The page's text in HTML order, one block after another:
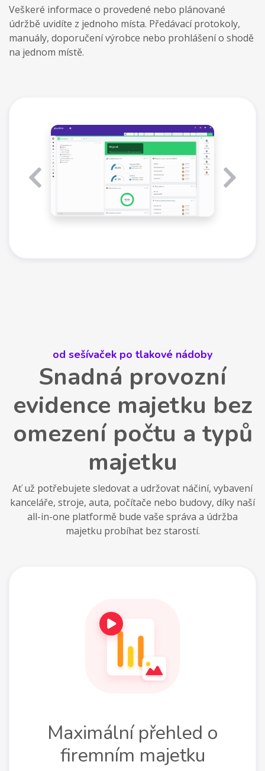
Veškeré informace o provedené nebo plánované
údržbě uvidíte z jednoho místa. Předávací protokoly,
manuály, doporučení výrobce nebo prohlášení o shodě
na jednom místě.
od sešívaček po tlakové nádoby
Snadná provozní
evidence majetku bez
omezení počtu a typů
majetku
Ať už potřebujete sledovat a udržovat náčiní, vybavení
kanceláře, stroje, auta, počítače nebo budovy, díky naší
all-in-one platformě bude vaše správa a údržba
majetku probíhat bez starostí.
Maximální přehled o
firemním majetku